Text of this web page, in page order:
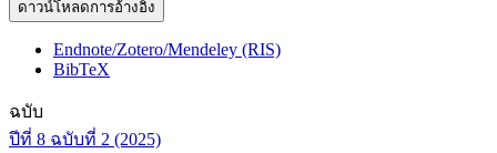
ดาวน์โหลดการอ้างอิง
Endnote/Zotero/Mendeley (RIS)
BibTeX
ฉบับ
ปีที่ 8 ฉบับที่ 2 (2025)